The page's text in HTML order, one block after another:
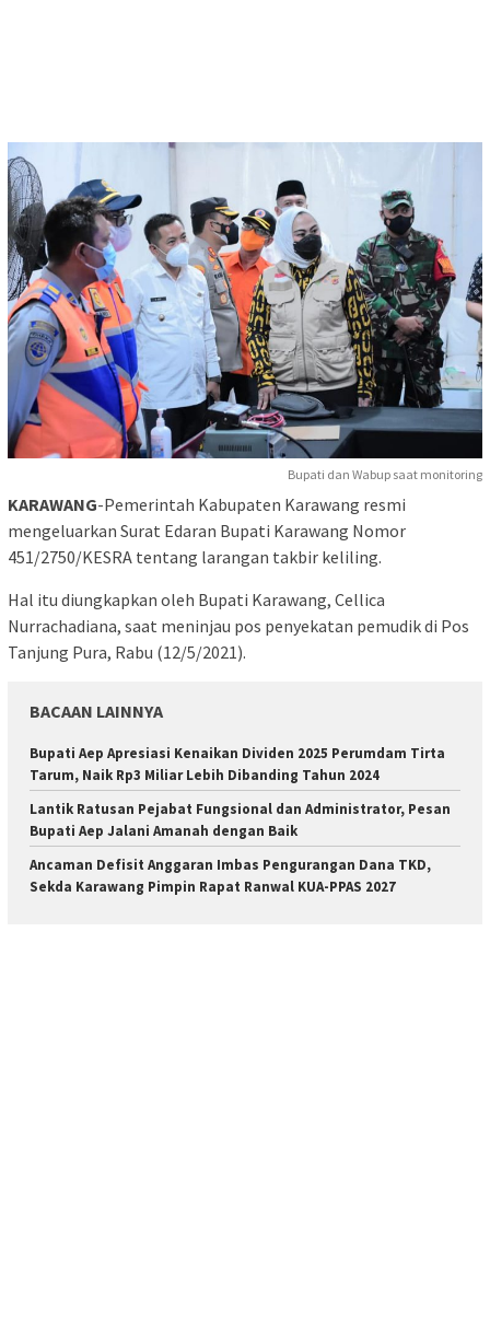
Bupati dan Wabup saat monitoring
KARAWANG-Pemerintah Kabupaten Karawang resmi
mengeluarkan Surat Edaran Bupati Karawang Nomor
451/2750/KESRA tentang larangan takbir keliling.
Hal itu diungkapkan oleh Bupati Karawang, Cellica
Nurrachadiana, saat meninjau pos penyekatan pemudik di Pos
Tanjung Pura, Rabu (12/5/2021).
BACAAN LAINNYA
Bupati Aep Apresiasi Kenaikan Dividen 2025 Perumdam Tirta
Tarum, Naik Rp3 Miliar Lebih Dibanding Tahun 2024
Lantik Ratusan Pejabat Fungsional dan Administrator, Pesan
Bupati Aep Jalani Amanah dengan Baik
Ancaman Defisit Anggaran Imbas Pengurangan Dana TKD,
Sekda Karawang Pimpin Rapat Ranwal KUA-PPAS 2027